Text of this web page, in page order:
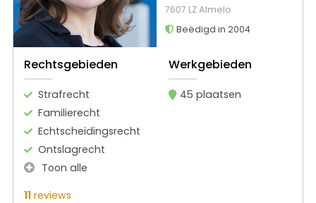
7607 LZ Almelo
Beëdigd in 2004
Rechtsgebieden
Strafrecht
Familierecht
Echtscheidingsrecht
Ontslagrecht
Toon alle
Werkgebieden
45 plaatsen
11 reviews